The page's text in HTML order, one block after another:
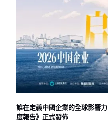
誰在定義中國企業的全球影響
度報告》正式發佈